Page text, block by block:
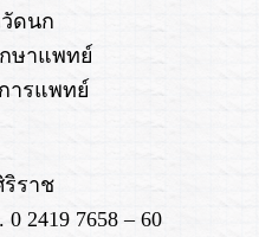
ดนก
ษาแพทย์
ารแพทย์
ราช
2419 7658 – 60